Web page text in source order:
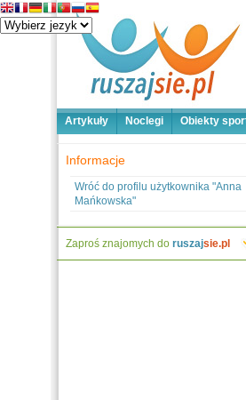
Artykuły Noclegi Obiekty
Informacje
Wróć do profilu użytkownika "Anna
Mańkowska"
Zaproś znajomych do ruszajsie.pl